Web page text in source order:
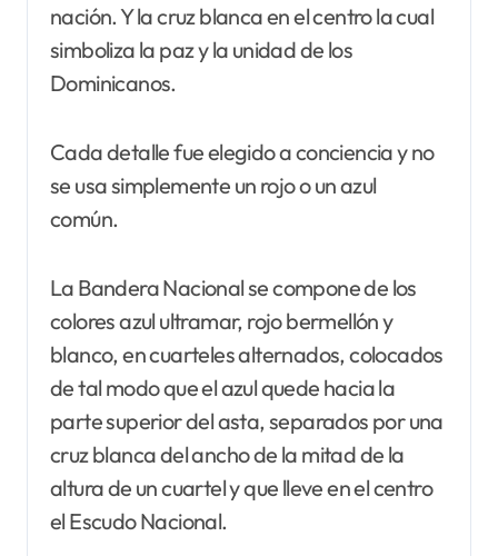
nación. Y la cruz blanca en el centro la cual
simboliza la paz y la unidad de los
Dominicanos.
Cada detalle fue elegido a conciencia y no
se usa simplemente un rojo o un azul
común.
La Bandera Nacional se compone de los
colores azul ultramar, rojo bermellón y
blanco, en cuarteles alternados, colocados
de tal modo que el azul quede hacia la
parte superior del asta, separados por una
cruz blanca del ancho de la mitad de la
altura de un cuartel y que lleve en el centro
el Escudo Nacional.